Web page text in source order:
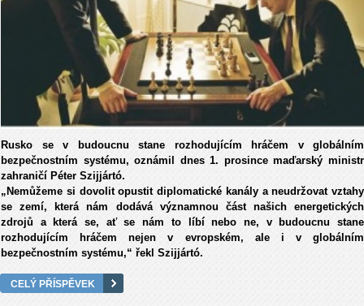
Rusko se v budoucnu stane rozhodujícím hráčem v globálním
bezpečnostním systému, oznámil dnes 1. prosince maďarský ministr
zahraničí Péter Szijjártó.
„Nemůžeme si dovolit opustit diplomatické kanály a neudržovat vztahy
se zemí, která nám dodává významnou část našich energetických
zdrojů a která se, ať se nám to líbí nebo ne, v budoucnu stane
rozhodujícím hráčem nejen v evropském, ale i v globálním
bezpečnostním systému,“ řekl Szijjártó.
CELÝ PŘÍSPĚVEK